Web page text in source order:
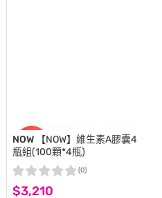
NOW 【NOW】維生素A膠囊4
瓶組(100顆*4瓶)
$3,210
(0)